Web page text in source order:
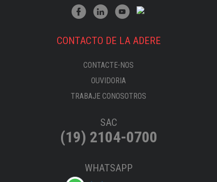
CONTACTO DE LA ADERE
CONTACTE-NOS
OUVIDORIA
TRABAJE CONOSOTROS
SAC
(19) 2104-0700
WHATSAPP